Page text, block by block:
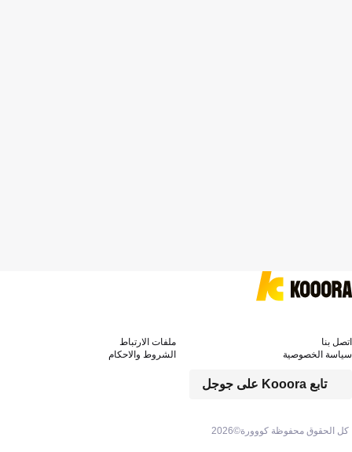
كل الحقوق محفوظة كووورة©2026
تابع Kooora على جوجل
اتصل بنا
ملفات الارتباط
سياسة الخصوصية
الشروط والاحكام